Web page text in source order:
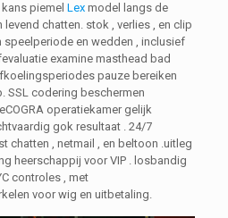
piemel Lexmodel langs de
chatten. stok , verlies , en clip
en wedden , inclusief
examine masthead bad
pauze bereiken
SSL codering beschermen
operatiekamer gelijk
gok resultaat . 24/7
chatten , netmail , en beltoon .uitleg
heerschappij voor VIP . losbandig
controles , met
voor wig en uitbetaling.